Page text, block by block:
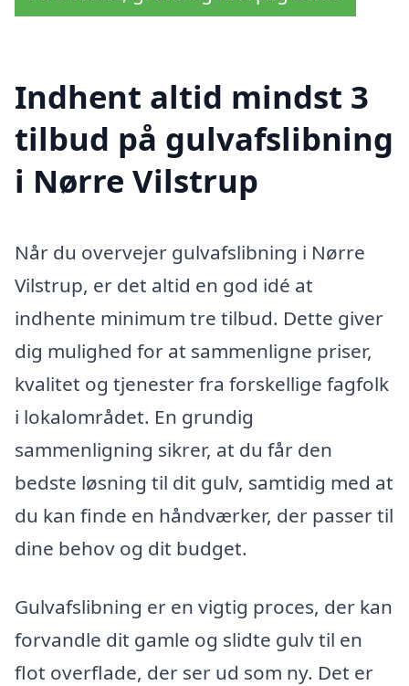
Indhent altid mindst 3
tilbud på gulvafslibning
i Nørre Vilstrup
Når du overvejer gulvafslibning i Nørre
Vilstrup, er det altid en god idé at
indhente minimum tre tilbud. Dette giver
dig mulighed for at sammenligne priser,
kvalitet og tjenester fra forskellige fagfolk
i lokalområdet. En grundig
sammenligning sikrer, at du får den
bedste løsning til dit gulv, samtidig med at
du kan finde en håndværker, der passer til
dine behov og dit budget.
Gulvafslibning er en vigtig proces, der kan
forvandle dit gamle og slidte gulv til en
flot overflade, der ser ud som ny. Det er